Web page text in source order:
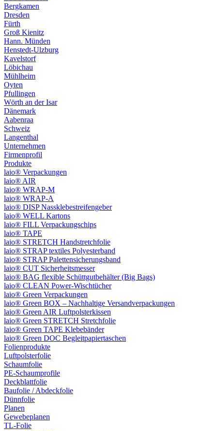
Bergkamen
Dresden
Fürth
Groß Kienitz
Hann. Münden
Henstedt-Ulzburg
Kavelstorf
Löbichau
Mühlheim
Oyten
Pfullingen
Wörth an der Isar
Dänemark
Aabenraa
Schweiz
Langenthal
Unternehmen
Firmenprofil
Produkte
laio® Verpackungen
laio® AIR
laio® WRAP-M
laio® WRAP-A
laio® DISP Nassklebestreifengeber
laio® WELL Kartons
laio® FILL Verpackungschips
laio® TAPE
laio® STRETCH Handstretchfolie
laio® STRAP textiles Polyesterband
laio® STRAP Palettensicherungsband
laio® CUT Sicherheitsmesser
laio® BAG flexible Schüttgutbehälter (Big Bags)
laio® CLEAN Power-Wischtücher
laio® Green Verpackungen
laio® Green BOX – Nachhaltige Versandverpackungen
laio® Green AIR Luftpolsterkissen
laio® Green STRETCH Stretchfolie
laio® Green TAPE Klebebänder
laio® Green DOC Begleitpapiertaschen
Folienprodukte
Luftpolsterfolie
Schaumfolie
PE-Schaumprofile
Deckblattfolie
Baufolie / Abdeckfolie
Dünnfolie
Planen
Gewebeplanen
TL-Folie